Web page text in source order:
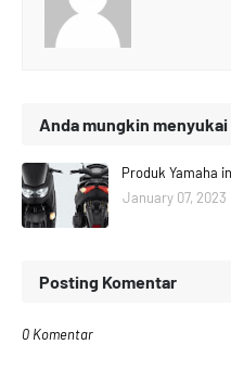
Anda mungkin
Produk Yamaha
January 07, 2023
Posting Komentar
0 Komentar